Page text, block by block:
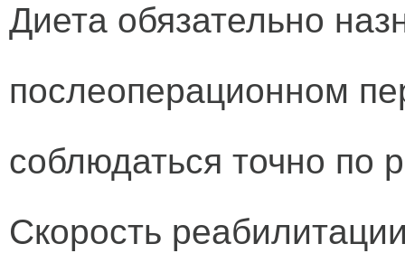
Диета обязательно
послеоперационном
соблюдаться точно по
Скорость